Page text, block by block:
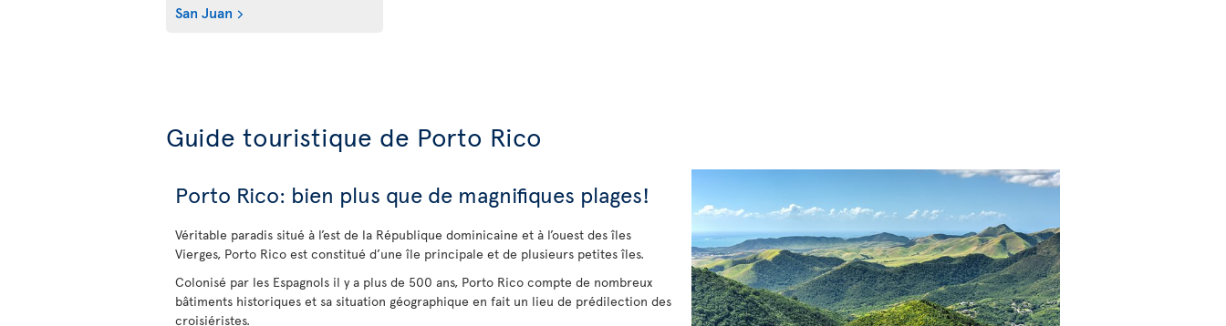
San Juan
Guide touristique de Porto Rico
Porto Rico: bien plus que de magnifiques plages!
Véritable paradis situé à l’est de la République dominicaine et à l’ouest des îles
Vierges, Porto Rico est constitué d’une île principale et de plusieurs petites îles.
Colonisé par les Espagnols il y a plus de 500 ans, Porto Rico compte de nombreux
bâtiments historiques et sa situation géographique en fait un lieu de prédilection des
croisiéristes.